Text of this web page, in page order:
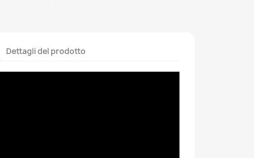
Dettagli del prodotto